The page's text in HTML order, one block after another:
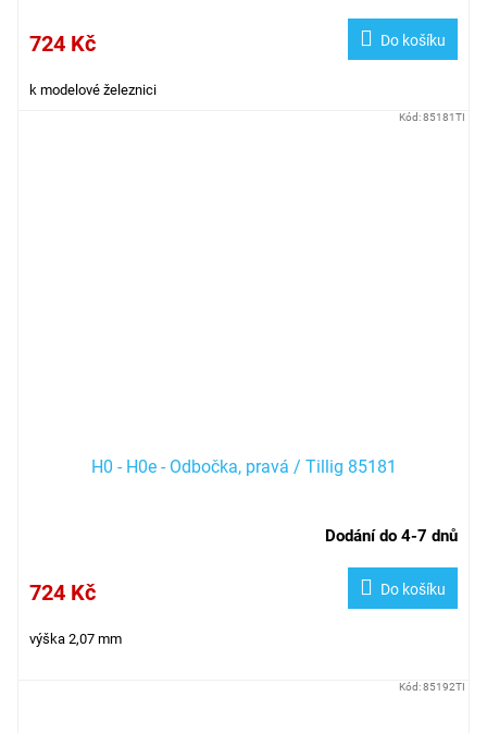
724 Kč Do košíku
k modelové železnici
H0 - H0e - Odbočka, pravá / Tillig 85181
Dodání do 4-7 dnů
724 Kč Do košíku
výška 2,07 mm
Kód:85181TI
Kód:85192TI